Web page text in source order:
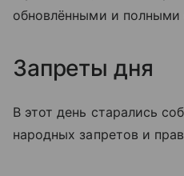
обновлёнными и полными
Запреты дня
В этот день старались
народных запретов и